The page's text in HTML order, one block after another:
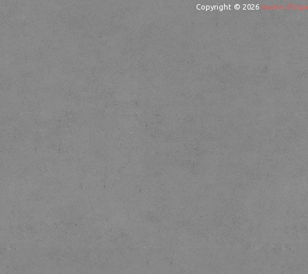
Copyright © 2026 mairie